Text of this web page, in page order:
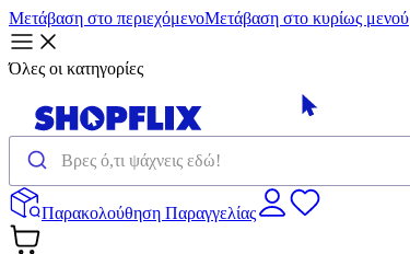
Μετάβαση στο περιεχόμενοΜετάβαση στο κυρίως μενού
Όλες οι κατηγορίες
Παρακολούθηση Παραγγελίας